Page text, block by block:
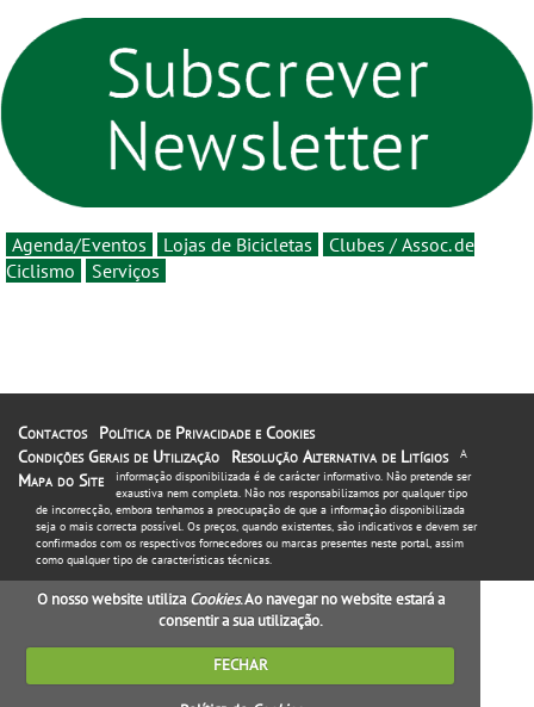
um novo ciclo da prova
rumo ao centenário - Volta
a Portugal em Bicicleta
estará na estrada entre 5 e
16 de agosto
Agenda/Eventos Lojas de Bicicletas
Clubes / Assoc. de
Ciclismo
Serviços
Contactos
Política de Privacidade e Cookies
Condições Gerais de Utilização
Resolução Alternativa de Litígios
Mapa do Site
A
informação disponibilizada é de carácter informativo. Não pretende ser
exaustiva nem completa. Não nos responsabilizamos por qualquer tipo
de incorrecção, embora tenhamos a preocupação de que a informação disponibilizada
seja o mais correcta possível. Os preços, quando existentes, são indicativos e devem ser
confirmados com os respectivos fornecedores ou marcas presentes neste portal, assim
como qualquer tipo de características técnicas.
O nosso website utiliza Cookies. Ao navegar no website estará a
consentir a sua utilização.
FECHAR